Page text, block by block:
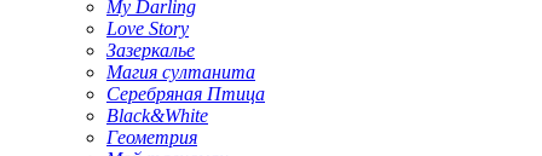
My Darling
Love Story
Зазеркалье
Магия султанита
Серебряная Птица
Black&White
Геометрия